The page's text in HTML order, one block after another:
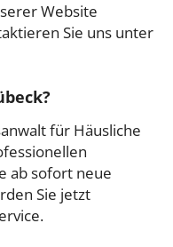
Website
Sie uns unter
für Häusliche
ab sofort neue
Sie jetzt